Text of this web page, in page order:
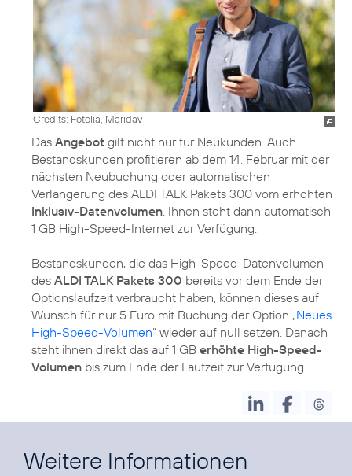
Credits: Fotolia, Maridav
Das Angebot gilt nicht nur für Neukunden. Auch
Bestandskunden profitieren ab dem 14. Februar mit der
nächsten Neubuchung oder automatischen
Verlängerung des ALDI TALK Pakets 300 vom erhöhten
Inklusiv-Datenvolumen. Ihnen steht dann automatisch
1 GB High-Speed-Internet zur Verfügung.
Bestandskunden, die das High-Speed-Datenvolumen
des ALDI TALK Pakets 300 bereits vor dem Ende der
Optionslaufzeit verbraucht haben, können dieses auf
Wunsch für nur 5 Euro mit Buchung der Option „Neues
High-Speed-Volumen“ wieder auf null setzen. Danach
steht ihnen direkt das auf 1 GB erhöhte High-Speed-
Volumen bis zum Ende der Laufzeit zur Verfügung.
Weitere Informationen